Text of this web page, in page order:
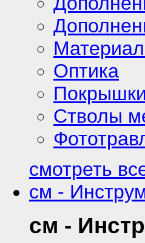
Оптика
Стволы
смотреть
см -
см -